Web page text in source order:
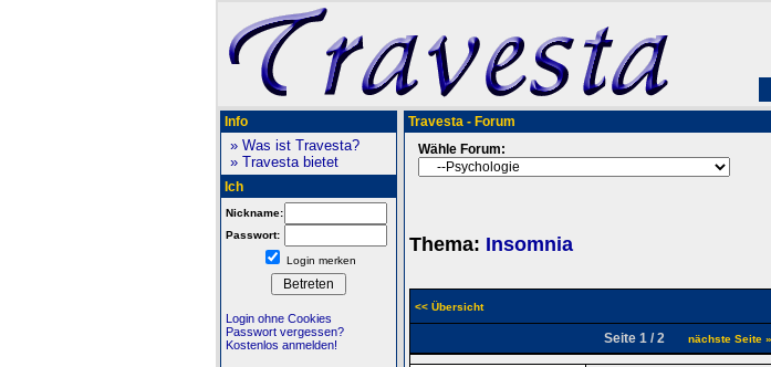
Info
» Was ist Travesta?
» Travesta bietet
Ich
Nickname:
Passwort:
Login merken
Login ohne Cookies
Passwort vergessen?
Kostenlos anmelden!
Travesta - Forum
Wähle Forum:
Thema: Insomnia
<< Übersicht
Seite 1 / 2 nächste Seite »